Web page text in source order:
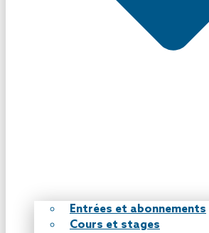
Entrées et abonnements
Cours et stages